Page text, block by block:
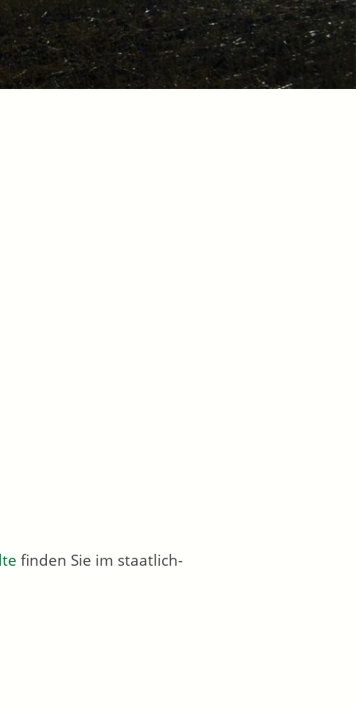
finden Sie im staatlich-